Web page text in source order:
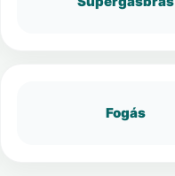
Fogás